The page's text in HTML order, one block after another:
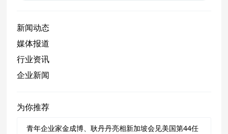
新闻动态
媒体报道
行业资讯
企业新闻
为你推荐
青年企业家金成博、耿丹丹亮相新加坡会见美国第44任